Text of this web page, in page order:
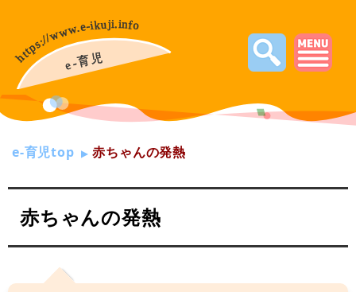
e-育児top 赤ちゃんの発熱
赤ちゃんの発熱